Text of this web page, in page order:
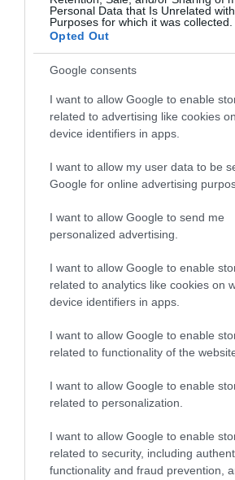
Personal Data that Is Unrelated
Purposes for which it was collected.
Opted Out
Google consents
I want to allow Google to enable
related to advertising like cookies
device identifiers in apps.
I want to allow my user data to be
Google for online advertising
I want to allow Google to send me
personalized advertising.
I want to allow Google to enable
related to analytics like cookies on
device identifiers in apps.
I want to allow Google to enable
related to functionality of the
I want to allow Google to enable
related to personalization.
I want to allow Google to enable
related to security, including
functionality and fraud prevention,
túlterhelését is.
Hol érdemes válogatni
legizgalmasabb megoldása –
magában kényelmet, stabilitást
magassarkú alternatíváját
városi papucsot szeretnél, ez a
társad lehet. Nemcsak
próbáld ki, és kényeztesd magad
változatos platform papucsokat
lábbeliket gyűjthetsz be ahttps://
papucsportálról.
böngéssz bátran az oldalon – a
szandálok, hanem gondosan
ruhadarabok és kiegészítők is
amelyek tökéletesen illeszkednek
megjelenéshez. Legyen szó
vagy városi hétköznapokról,
összeállítható belőlük egy